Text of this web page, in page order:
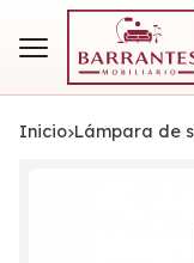
Inicio lámpara de